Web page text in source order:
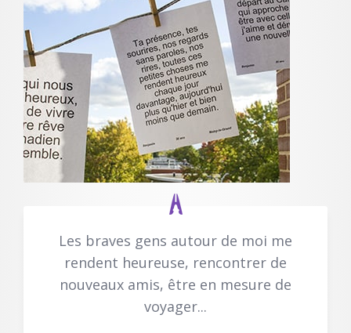
Les braves gens autour de moi me
rendent heureuse, rencontrer de
nouveaux amis, être en mesure de
voyager...